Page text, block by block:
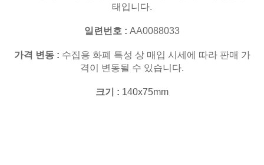
태입니다.
일련번호 : AA0088033
가격 변동: 수집용 화폐 특성 상 매입 시세에 따라 판매 가
격이 변동될 수 있습니다.
크기 : 140x75mm